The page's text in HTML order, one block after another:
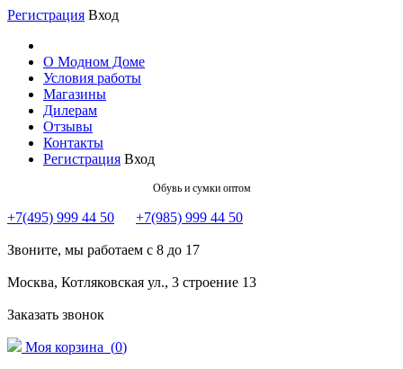
Регистрация Вход
О Модном Доме
Условия работы
Магазины
Дилерам
Отзывы
Контакты
Регистрация Вход
Обувь и сумки оптом
+7(495) 999 44 50 +7(985) 999 44 50
Звоните, мы работаем с 8 до 17
Москва, Котляковская ул., 3 строение 13
Заказать звонок
Моя корзина (0)